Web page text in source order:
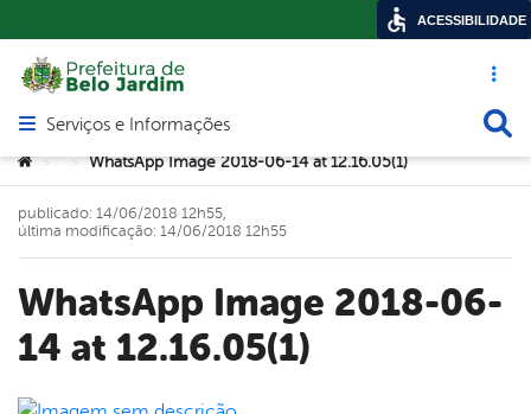
Acesso
Abrir menu principal de navegação
Serviços e Informações
Você está aqui:
> > WhatsApp Image 2018-06-14 at 12.16.05(1)
WhatsApp Image 2018-06-
14 at 12.16.05(1)
publicado: 14/06/2018 12h55,
última modificação: 14/06/2018 12h55
ACESSIBILIDADE